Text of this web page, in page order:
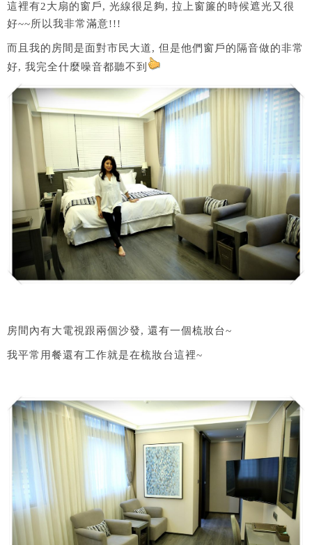
這裡有2大扇的窗戶, 光線很足夠, 拉上窗簾的時候遮光又很
好~~所以我非常滿意!!!
而且我的房間是面對市民大道, 但是他們窗戶的隔音做的非常
好, 我完全什麼噪音都聽不到
房間內有大電視跟兩個沙發, 還有一個梳妝台~
我平常用餐還有工作就是在梳妝台這裡~